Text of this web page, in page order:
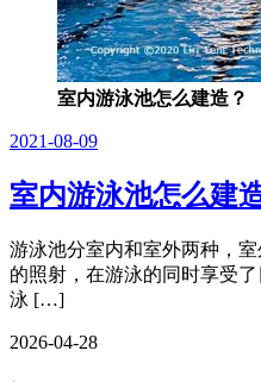
室内游泳池怎么建造？
2021-08-09
室内游泳池怎么建
游泳池分室内和室外两种，
的照射，在游泳的同时享受
泳 […]
2026-04-28